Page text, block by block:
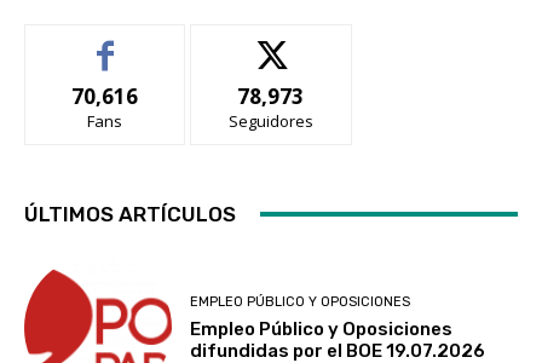
70,616
Fans
78,973
Seguidores
ÚLTIMOS ARTÍCULOS
EMPLEO PÚBLICO Y OPOSICIONES
Empleo Público y Oposiciones
difundidas por el BOE 19.07.2026